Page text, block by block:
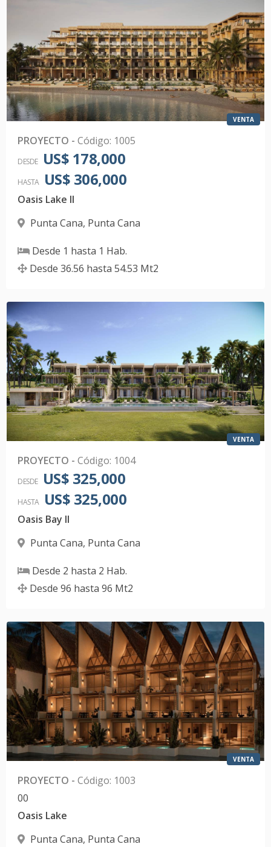
VENTA
PROYECTO - Código: 1005
DESDE US$ 178,000
HASTA US$ 306,000
Oasis Lake II
Punta Cana, Punta Cana
Desde 1 hasta 1 Hab.
Desde 36.56 hasta 54.53 Mt2
VENTA
PROYECTO - Código: 1004
DESDE US$ 325,000
HASTA US$ 325,000
Oasis Bay II
Punta Cana, Punta Cana
Desde 2 hasta 2 Hab.
Desde 96 hasta 96 Mt2
VENTA
PROYECTO - Código: 1003
00
Oasis Lake
Punta Cana, Punta Cana